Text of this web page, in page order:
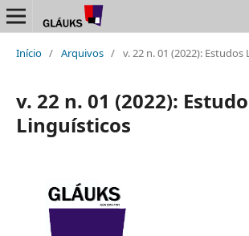
Início / Arquivos / v. 22 n. 01 (2022):
v. 22 n. 01 (2022):
Linguísticos